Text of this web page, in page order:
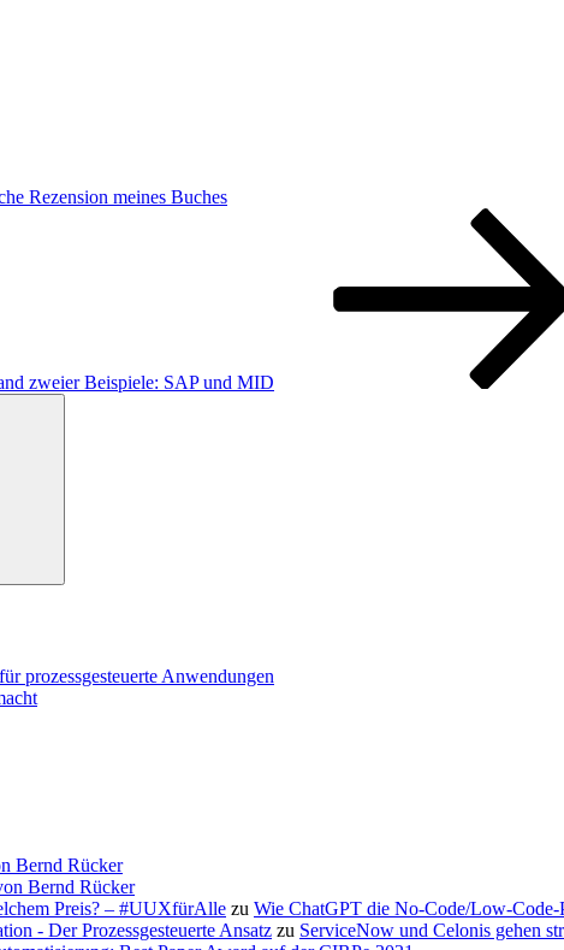
Rezension meines Buches
zweier Beispiele: SAP und MID
prozessgesteuerte Anwendungen
Bernd Rücker
Bernd Rücker
Preis? – #UUXfürAlle zu Wie ChatGPT die No-Code/Low-Code-
- Der Prozessgesteuerte Ansatz zu ServiceNow und Celonis gehen